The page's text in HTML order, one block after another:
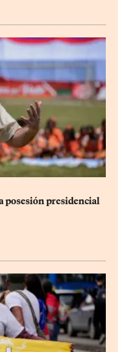
posesión presidencial